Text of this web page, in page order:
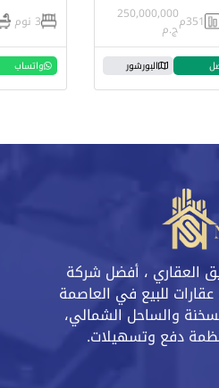
351م 250,000,000
ج.م
البورشور
3 نوم
واتساب
العقاري ، أفضل شركة
للبيع في العاصمة
والساحل الشمالي،
دفع وتسهيلات.